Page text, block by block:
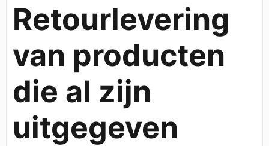
Retourlevering
van producten
die al zijn
uitgegeven